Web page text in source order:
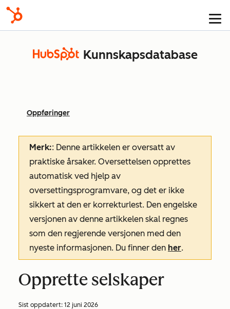
Kunnskapsdatabase
Oppføringer
Merk:: Denne artikkelen er oversatt av
praktiske årsaker. Oversettelsen opprettes
automatisk ved hjelp av
oversettingsprogramvare, og det er ikke
sikkert at den er korrekturlest. Den engelske
versjonen av denne artikkelen skal regnes
som den regjerende versjonen med den
nyeste informasjonen. Du finner den her.
Opprette selskaper
Sist oppdatert: 12 juni 2026